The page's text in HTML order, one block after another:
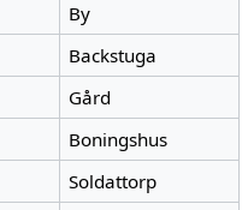
By
Backstuga
Gård
Boningshus
Soldattorp